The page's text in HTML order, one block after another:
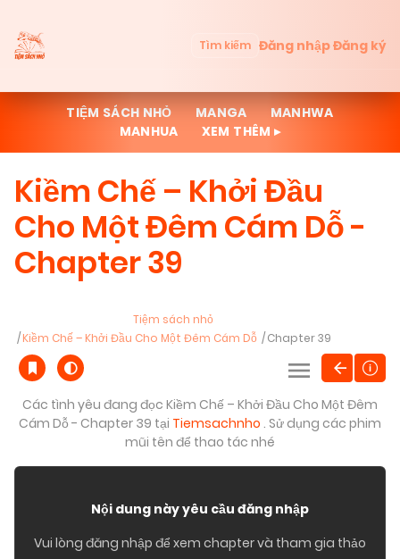
Tìm kiếm Đăng nhậpĐăng ký
TIỆM SÁCH NHỎ MANGA
MANHWA
MANHUA
XEM THÊM ▸
Kiềm Chế – Khởi Đầu
Cho Một Đêm Cám Dỗ -
Chapter 39
Tiệm sách nhỏ
Kiềm Chế – Khởi Đầu Cho Một Đêm Cám Dỗ
Chapter 39
Các tình yêu đang đọc Kiềm Chế – Khởi Đầu Cho Một Đêm
Cám Dỗ - Chapter 39 tại Tiemsachnho . Sử dụng các phim
mũi tên để thao tác nhé
Nội dung này yêu cầu đăng nhập
Vui lòng đăng nhập để xem chapter và tham gia thảo